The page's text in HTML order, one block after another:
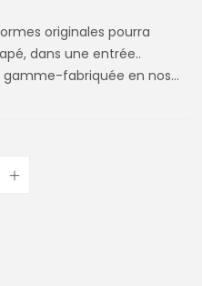
originales pourra
dans une entrée..
fabriquée en nos...